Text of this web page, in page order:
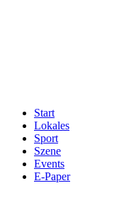
Start
Lokales
Sport
Szene
Events
E-Paper